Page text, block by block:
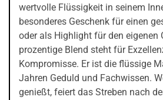
wertvolle Flüssigkeit in seinem
besonderes Geschenk für einen
oder als Highlight für den eigenen
prozentige Blend steht für
Kompromisse. Er ist die flüssige
Jahren Geduld und Fachwissen.
genießt, feiert das Streben nach